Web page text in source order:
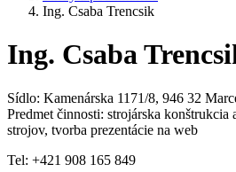
Ing. Csaba Trencsik
Ing. Csaba
Sídlo: Kamenárska 1171/8, 946 32
Predmet činnosti: strojárska konštrukcia
strojov, tvorba prezentácie na web
Tel: +421 908 165 849